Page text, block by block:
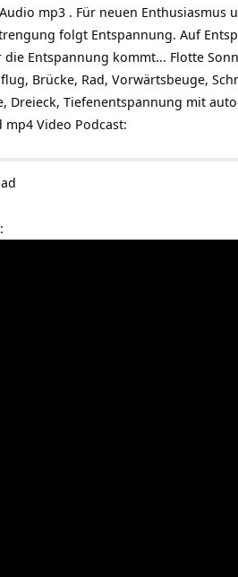
mp3 . Für neuen
folgt Entspannung. Auf
Entspannung kommt… Flotte
Brücke, Rad, Vorwärtsbeuge,
Dreieck, Tiefenentspannung mit
Video Podcast: